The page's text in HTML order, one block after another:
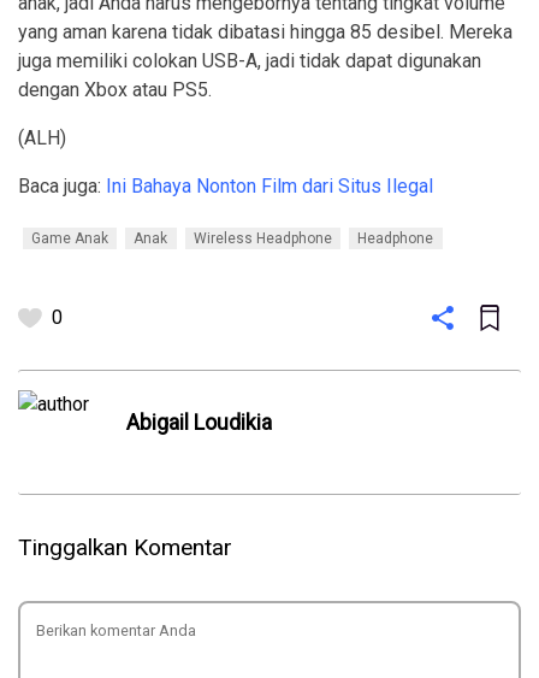
yang aman karena tidak dibatasi hingga 85 desibel. Mereka
juga memiliki colokan USB-A, jadi tidak dapat digunakan
dengan Xbox atau PS5.
(ALH)
Baca juga: Ini‌ ‌Bahaya‌ ‌Nonton‌ ‌Film‌ ‌dari‌ ‌Situs‌ ‌Ilegal‌ ‌
Game Anak Anak Wireless Headphone Headphone
0
Abigail Loudikia
Tinggalkan Komentar